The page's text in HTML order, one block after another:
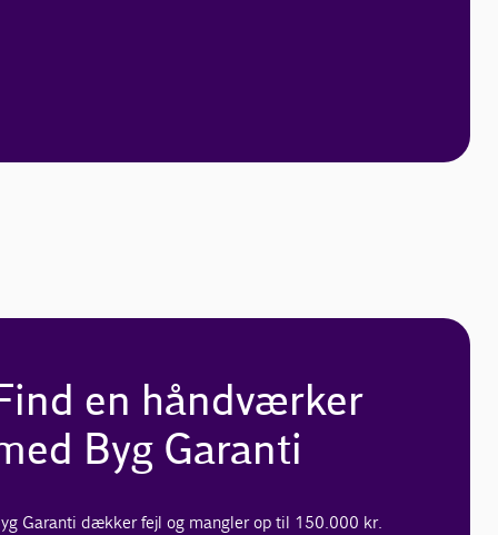
en håndværker
Byg Garanti
Garanti dækker fejl og mangler op til 150.000 kr.